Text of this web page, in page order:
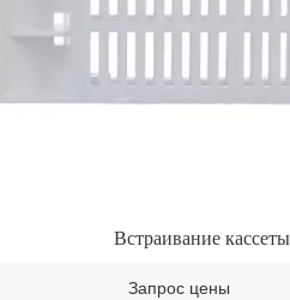
Встраивание кассеты
Запрос цены